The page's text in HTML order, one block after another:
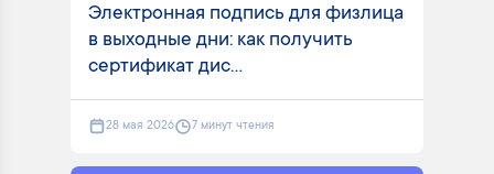
Электронная подпись для физлица
в выходные дни: как получить
сертификат дис...
28 мая 2026 7 минут чтения